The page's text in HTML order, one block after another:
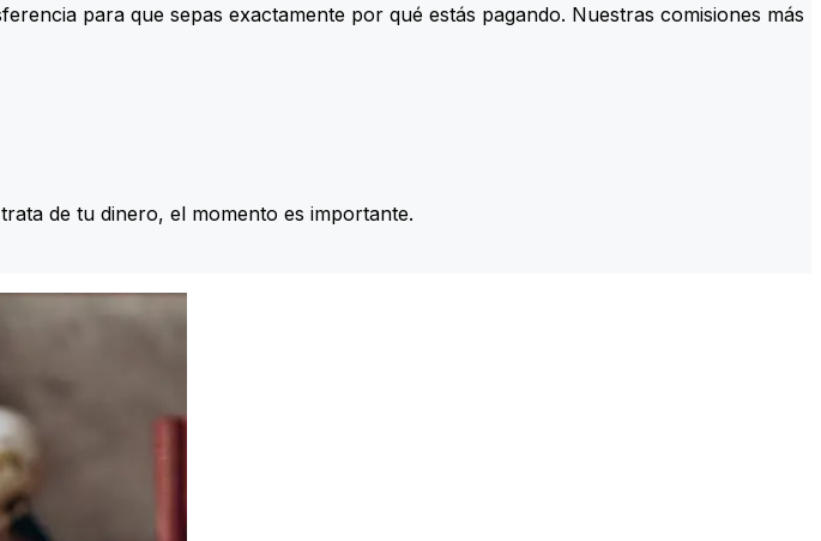
para que sepas exactamente por qué estás pagando. Nuestras comisiones más
de tu dinero, el momento es importante.